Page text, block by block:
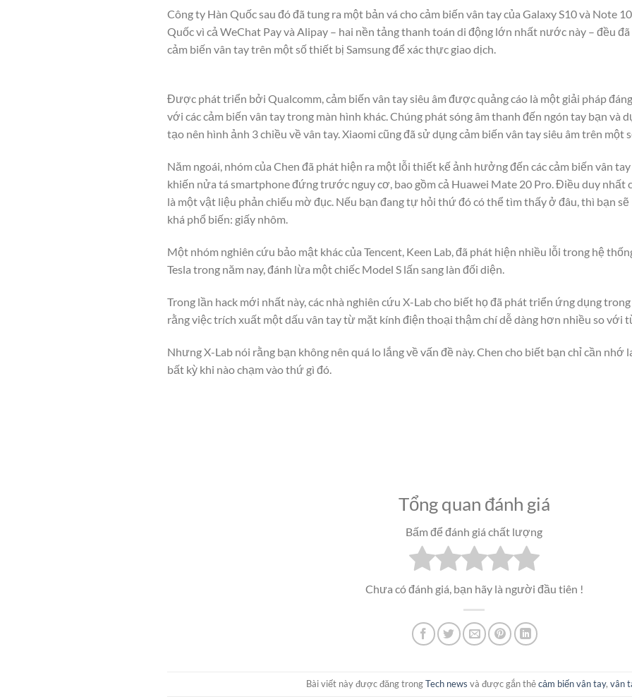
Công ty Hàn Quốc sau đó đã tung ra một bản vá cho cảm biến vân tay của Galaxy S10 và Note
Quốc vì cả WeChat Pay và Alipay – hai nền tảng thanh toán di động lớn nhất nước này – đều
cảm biến vân tay trên một số thiết bị Samsung để xác thực giao dịch.
Được phát triển bởi Qualcomm, cảm biến vân tay siêu âm được quảng cáo là một giải pháp
với các cảm biến vân tay trong màn hình khác. Chúng phát sóng âm thanh đến ngón tay bạn và
tạo nên hình ảnh 3 chiều về vân tay. Xiaomi cũng đã sử dụng cảm biến vân tay siêu âm trên một
Năm ngoái, nhóm của Chen đã phát hiện ra một lỗi thiết kế ảnh hưởng đến các cảm biến vân
khiến nửa tá smartphone đứng trước nguy cơ, bao gồm cả Huawei Mate 20 Pro. Điều duy nhất
là một vật liệu phản chiếu mờ đục. Nếu bạn đang tự hỏi thứ đó có thể tìm thấy ở đâu, thì bạn
khá phổ biến: giấy nhôm.
Một nhóm nghiên cứu bảo mật khác của Tencent, Keen Lab, đã phát hiện nhiều lỗi trong hệ
Tesla trong năm nay, đánh lừa một chiếc Model S lấn sang làn đối diện.
Trong lần hack mới nhất này, các nhà nghiên cứu X-Lab cho biết họ đã phát triển ứng dụng
rằng việc trích xuất một dấu vân tay từ mặt kính điện thoại thậm chí dễ dàng hơn nhiều so với
Nhưng X-Lab nói rằng bạn không nên quá lo lắng về vấn đề này. Chen cho biết bạn chỉ cần nhớ
bất kỳ khi nào chạm vào thứ gì đó.
Tổng quan đánh giá
Bấm để đánh giá chất lượng
Chưa có đánh giá, bạn hãy là người đầu tiên !
Bài viết này được đăng trongTech news và được gắn thẻcảm biến vân tay, vân